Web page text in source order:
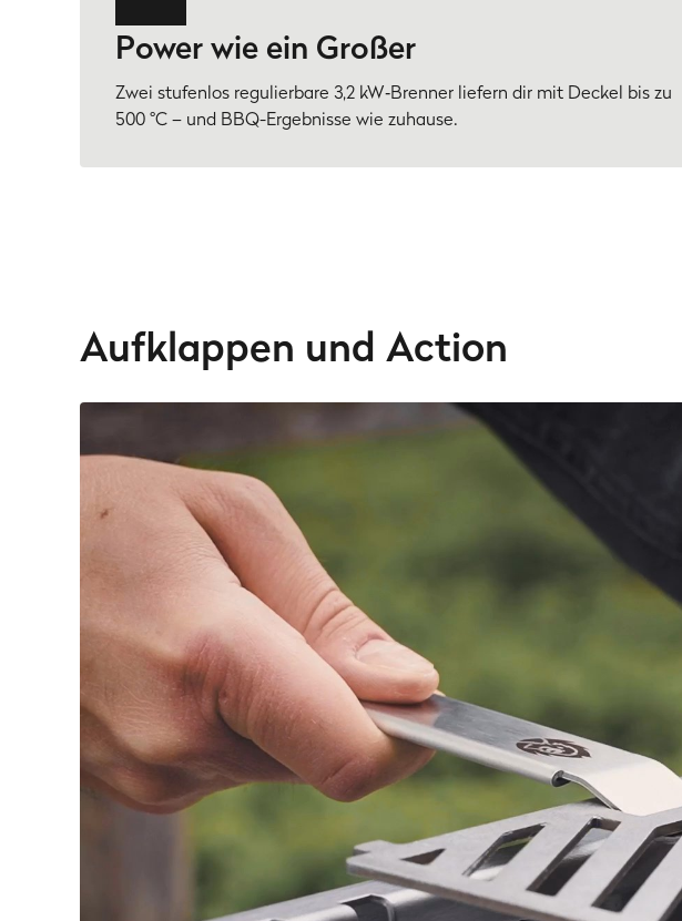
Power wie ein Großer
Zwei stufenlos regulierbare 3,2 kW‑Brenner liefern dir mit Deckel bis zu
500 °C – und BBQ-Ergebnisse wie zuhause.
Aufklappen und Action